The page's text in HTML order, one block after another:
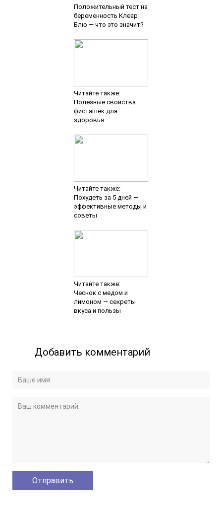
Положительный тест на
беременность Клеар
Блю — что это значит?
Читайте также:
Полезные свойства
фисташек для
здоровья
Читайте также:
Похудеть за 5 дней —
эффективные методы и
советы
Читайте также:
Чеснок с медом и
лимоном — секреты
вкуса и пользы
Добавить комментарий